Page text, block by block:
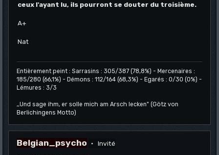
ceux l'ayant lu, ils pourront se douter du troisième.
A+
Nat
Entièrement peint : Sarrasins : 305/387 (78,8%) - Mercenaires :
185/280 (66,1%) - Démons : 112/164 (68,3%) - Egarés : 0/30 (0%) -
Lémures : 3/3
,,Und sage ihm, er solle mich am Arsch lecken" (Götz von
Berlichingens Motto)
Belgian_psycho Invité